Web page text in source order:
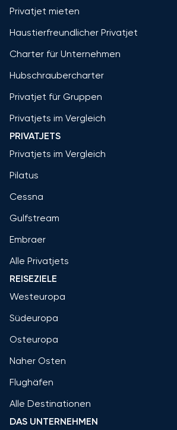
Privatjet mieten
Haustierfreundlicher Privatjet
Charter für Unternehmen
Hubschraubercharter
Privatjet für Gruppen
Privatjets im Vergleich
PRIVATJETS
Privatjets im Vergleich
Pilatus
Cessna
Gulfstream
Embraer
Alle Privatjets
REISEZIELE
Westeuropa
Südeuropa
Osteuropa
Naher Osten
Flughäfen
Alle Destinationen
DAS UNTERNEHMEN